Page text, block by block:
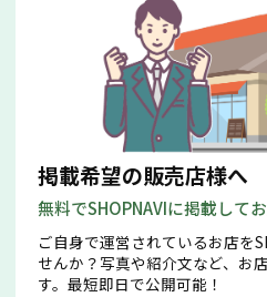
掲載希望の販売店様へ
無料でSHOPNAVIに掲載して
ご自身で運営されているお店を
せんか？写真や紹介文など、お
す。最短即日で公開可能！